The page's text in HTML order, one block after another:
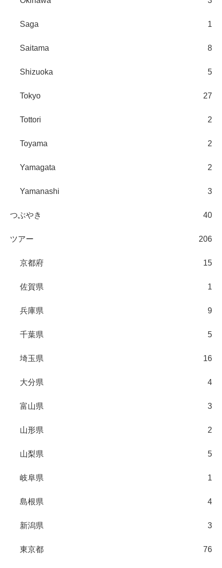
Saga 1
Saitama 8
Shizuoka 5
Tokyo 27
Tottori 2
Toyama 2
Yamagata 2
Yamanashi 3
つぶやき 40
ツアー 206
京都府 15
佐賀県 1
兵庫県 9
千葉県 5
埼玉県 16
大分県 4
富山県 3
山形県 2
山梨県 5
岐阜県 1
島根県 4
新潟県 3
東京都 76